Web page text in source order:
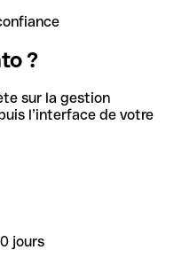
?
sur la gestion
l’interface de votre
jours